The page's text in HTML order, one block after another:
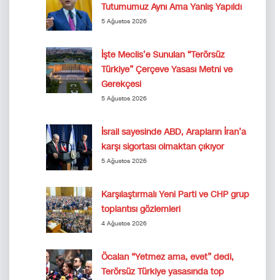
Tutumumuz Aynı Ama Yanlış Yapıldı
5 Ağustos 2026
İşte Meclis’e Sunulan “Terörsüz
Türkiye” Çerçeve Yasası Metni ve
Gerekçesi
5 Ağustos 2026
İsrail sayesinde ABD, Arapların İran’a
karşı sigortası olmaktan çıkıyor
5 Ağustos 2026
Karşılaştırmalı Yeni Parti ve CHP grup
toplantısı gözlemleri
4 Ağustos 2026
Öcalan “Yetmez ama, evet” dedi,
Terörsüz Türkiye yasasında top